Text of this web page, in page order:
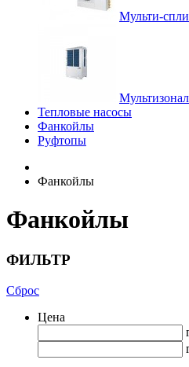
Мульти-
Тепловые насосы
Фанкойлы
Руфтопы
Фанкойлы
Фанкойлы
ФИЛЬТР
Сброс
Цена